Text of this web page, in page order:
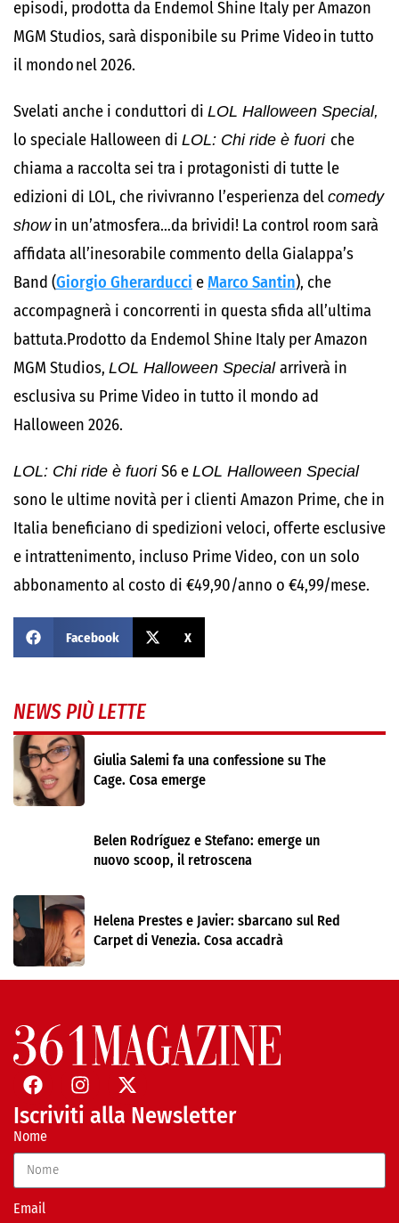
episodi, prodotta da Endemol Shine Italy per Amazon
MGM Studios, sarà disponibile su Prime Video in tutto
il mondo nel 2026.
Svelati anche i conduttori di LOL Halloween Special,
lo speciale Halloween di LOL: Chi ride è fuoriche
chiama a raccolta sei tra i protagonisti di tutte le
edizioni di LOL, che rivivranno l’esperienza delcomedy
showin un’atmosfera…da brividi! La control room sarà
affidata all’inesorabile commento della Gialappa’s
Band (Giorgio Gherarducci eMarco Santin), che
accompagnerà i concorrenti in questa sfida all’ultima
battuta.Prodotto da Endemol Shine Italy per Amazon
MGM Studios, LOL Halloween Specialarriverà in
esclusiva su Prime Video in tutto il mondo ad
Halloween 2026.
LOL: Chi ride è fuoriS6 eLOL Halloween Special
sono le ultime novità per i clienti Amazon Prime, che in
Italia beneficiano di spedizioni veloci, offerte esclusive
e intrattenimento, incluso Prime Video, con un solo
abbonamento al costo di €49,90/anno o €4,99/mese.
Facebook X
NEWS PIÙ LETTE
Giulia Salemi fa una confessione su The
Cage. Cosa emerge
Belen Rodríguez e Stefano: emerge un
nuovo scoop, il retroscena
Helena Prestes e Javier: sbarcano sul Red
Carpet di Venezia. Cosa accadrà
Iscriviti alla Newsletter
Nome
Email